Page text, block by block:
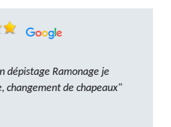
Ramonage je
changement de chapeaux"